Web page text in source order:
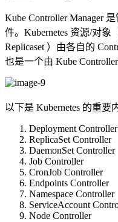
Kube Controller Manager
件。Kubernetes 资源/对象
Replicaset ）由各自的
也是一个由 Kube
以下是 Kubernetes 的重要
Deployment Controller
ReplicaSet Controller
DaemonSet Controller
Job Controller
CronJob Controller
Endpoints Controller
Namespace Controller
ServiceAccount
Node Controller